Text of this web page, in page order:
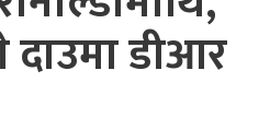
दाउमा डीआर